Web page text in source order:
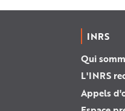
INRS
Qui
L'INRS
Appels